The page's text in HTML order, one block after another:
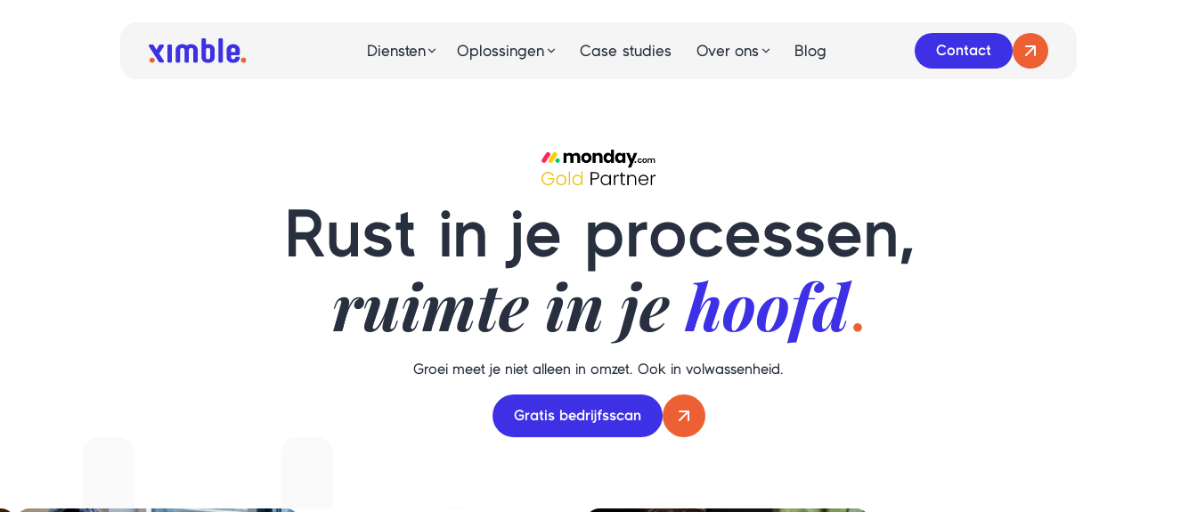
Diensten Oplossingen Case studies Over ons Blog Contact
Rust in je processen,
ruimte in jehoofd.
Groei meet je niet alleen in omzet. Ook in volwassenheid.
Gratis bedrijfsscan